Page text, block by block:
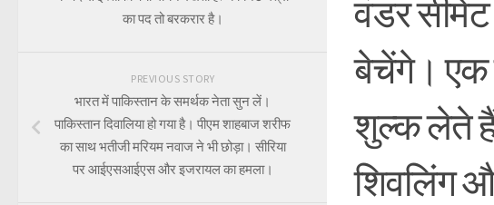
वंडर
बेचेंगे। एक
शुल्क लेते हैं
शिवलिंग
का पद तो बरकरार है।
PREVIOUS STORY
भारत में पाकिस्तान के समर्थक नेता सुन लें।
पाकिस्तान दिवालिया हो गया है। पीएम शाहबाज शरीफ
का साथ भतीजी मरियम नवाज ने भी छोड़ा। सीरिया
पर आईएसआईएस और इजरायल का हमला।